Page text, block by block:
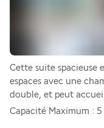
Cette suite spacieuse
espaces avec une
double, et peut
Capacité Maximum : 5